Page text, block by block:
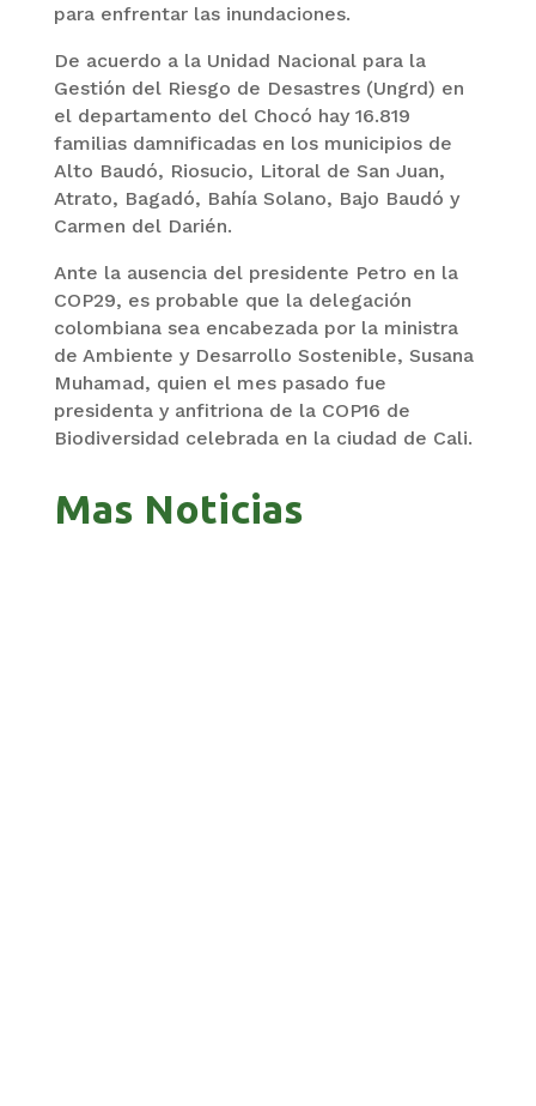
para enfrentar las inundaciones.
De acuerdo a la Unidad Nacional para la
Gestión del Riesgo de Desastres (Ungrd) en
el departamento del Chocó hay 16.819
familias damnificadas en los municipios de
Alto Baudó, Riosucio, Litoral de San Juan,
Atrato, Bagadó, Bahía Solano, Bajo Baudó y
Carmen del Darién.
Ante la ausencia del presidente Petro en la
COP29, es probable que la delegación
colombiana sea encabezada por la ministra
de Ambiente y Desarrollo Sostenible, Susana
Muhamad, quien el mes pasado fue
presidenta y anfitriona de la COP16 de
Biodiversidad celebrada en la ciudad de Cali.
Mas Noticias